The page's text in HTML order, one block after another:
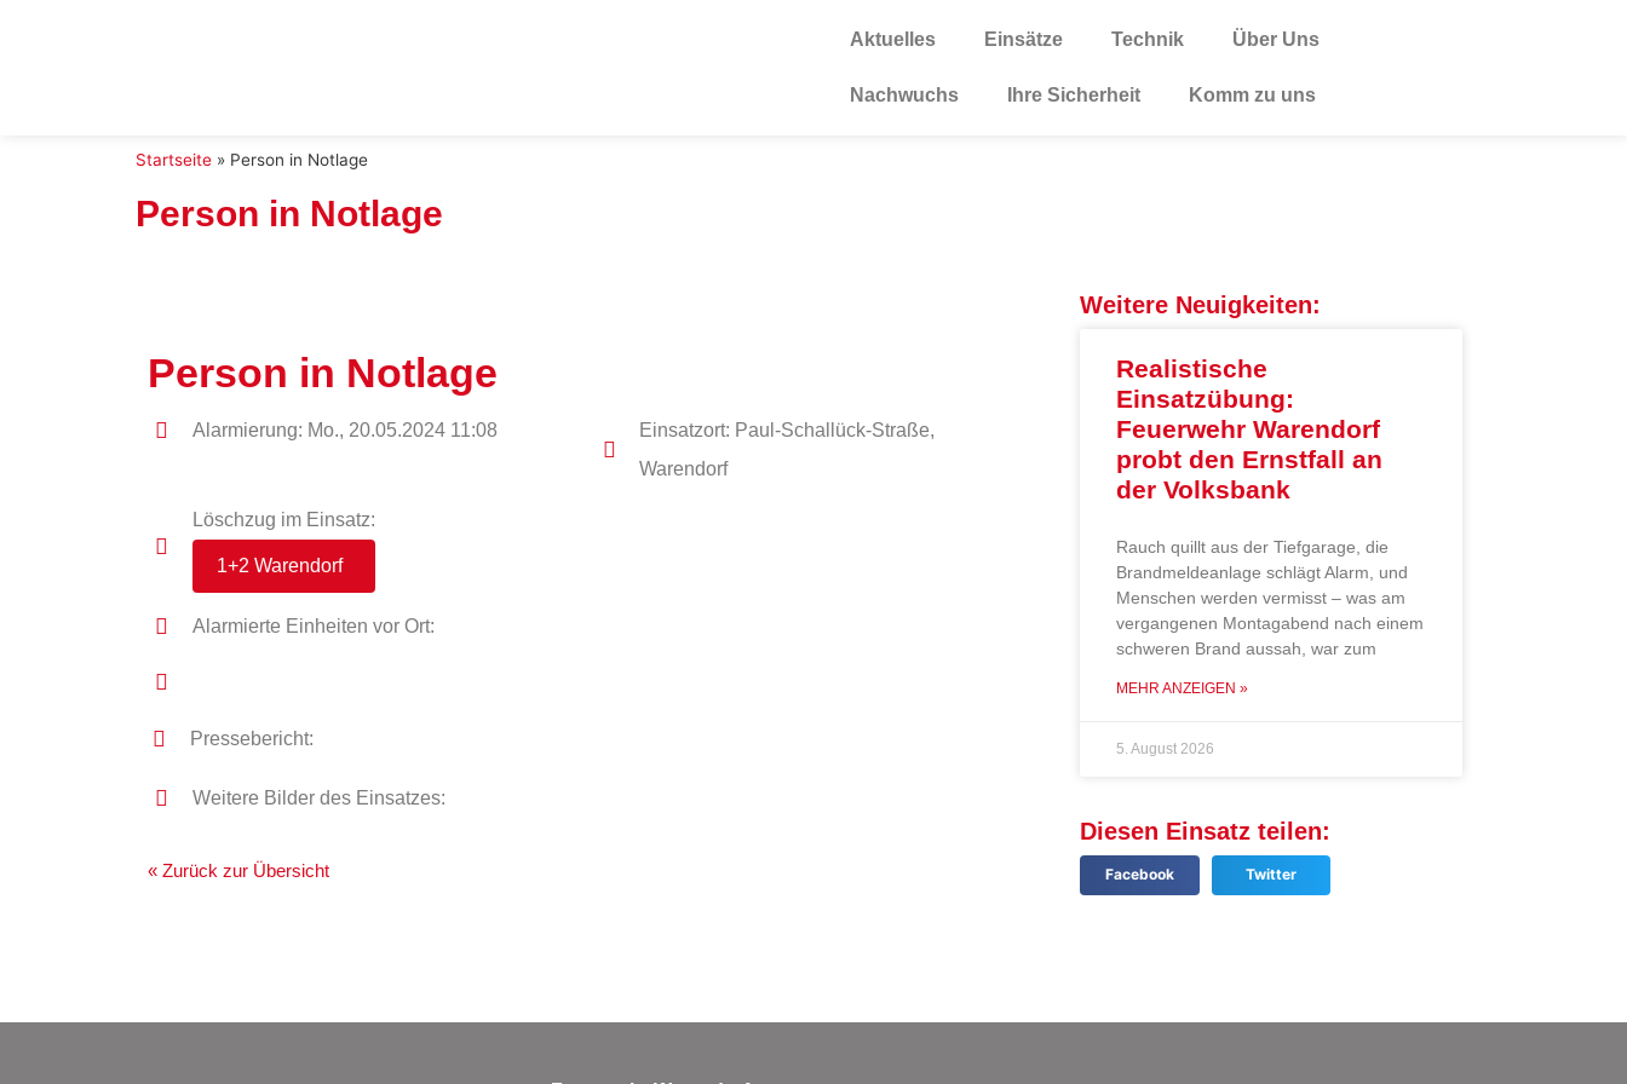
Aktuelles Einsätze Technik Über Uns
Nachwuchs Ihre Sicherheit Komm zu uns
Startseite » Person in Notlage
Person in Notlage
Person in Notlage
Alarmierung: Mo., 20.05.2024 11:08
Einsatzort: Paul-Schallück-Straße,
Warendorf
Löschzug im Einsatz:
1+2 Warendorf
Alarmierte Einheiten vor Ort:
Pressebericht:
Weitere Bilder des Einsatzes:
« Zurück zur Übersicht
Weitere Neuigkeiten:
Realistische
Einsatzübung:
Feuerwehr Warendorf
probt den Ernstfall an
der Volksbank
Rauch quillt aus der Tiefgarage, die
Brandmeldeanlage schlägt Alarm, und
Menschen werden vermisst – was am
vergangenen Montagabend nach einem
schweren Brand aussah, war zum
MEHR ANZEIGEN »
5. August 2026
Diesen Einsatz teilen:
Facebook Twitter